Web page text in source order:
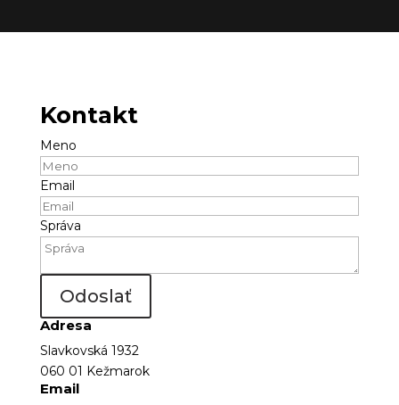
Kontakt
Meno
Email
Správa
Odoslať
Adresa
Slavkovská 1932
060 01 Kežmarok
Email